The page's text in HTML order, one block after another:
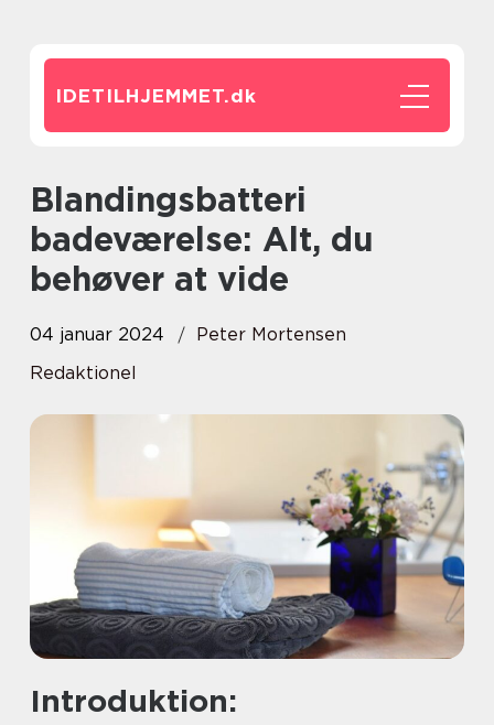
IDETILHJEMMET.dk
Blandingsbatteri
badeværelse: Alt, du
behøver at vide
04 januar 2024
Peter Mortensen
Redaktionel
Introduktion: